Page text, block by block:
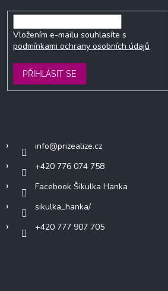
Vložením e-mailu souhlasíte s
podmínkami ochrany osobních údajů
PŘIHLÁSIT SE
info@prizealize.cz
+420 776 074 758
Facebook Šikulka Hanka
sikulka_hanka/
+420 777 907 705